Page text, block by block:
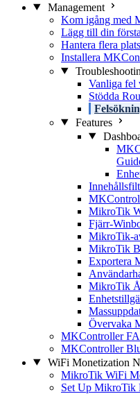
Management
Kom igång med
Lägg till din
Hantera flera
Installera
Vanliga
Stödda
Features
MikroTik
Fjärr-
MikroTik-
MikroTik
Exportera
MikroTik
Övervaka
MKController
MKController
WiFi Monetization
MikroTik WiFi
Set Up MikroTik